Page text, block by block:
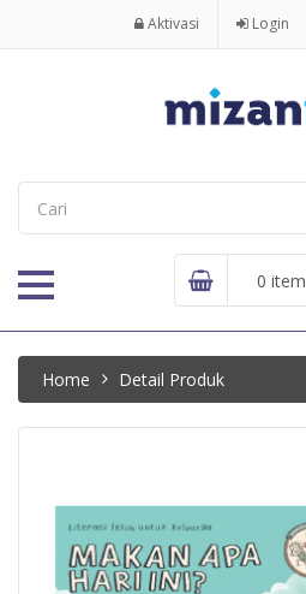
Aktivasi Login
0 item
Home Detail Produk